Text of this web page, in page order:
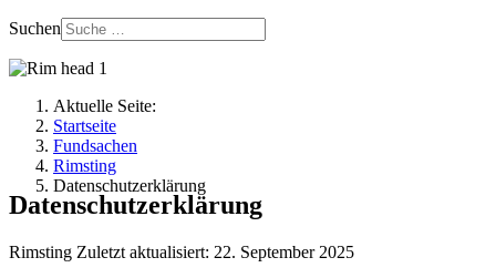
Suchen
Aktuelle Seite:
Startseite
Fundsachen
Rimsting
Datenschutzerklärung
Datenschutzerklärung
Rimsting Zuletzt aktualisiert: 22. September 2025